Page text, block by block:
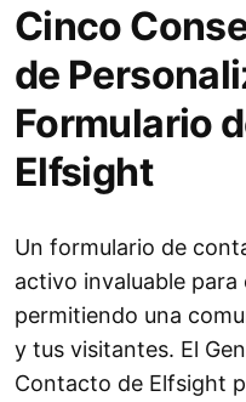
Cinco
de
Formulario
Elfsight
Un formulario de
activo invaluable
permitiendo una
y tus visitantes. El
Contacto de Elfsight